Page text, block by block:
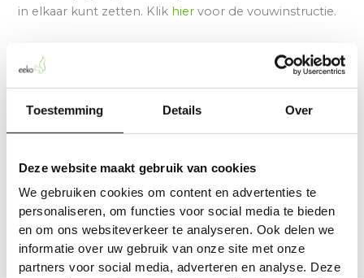
Toestemming Details Over
Deze website maakt gebruik van cookies
We gebruiken cookies om content en advertenties te
personaliseren, om functies voor social media te bieden
en om ons websiteverkeer te analyseren. Ook delen we
informatie over uw gebruik van onze site met onze
partners voor social media, adverteren en analyse. Deze
in elkaar kunt zetten. Klik hier voor de vouwinstructie.
valt, raden we je aan om de onderkant goed dicht te
plakken direct als je de inzamelbox in elkaar zet. Denk
er ook aan de box niet te vol te vol is, want de box